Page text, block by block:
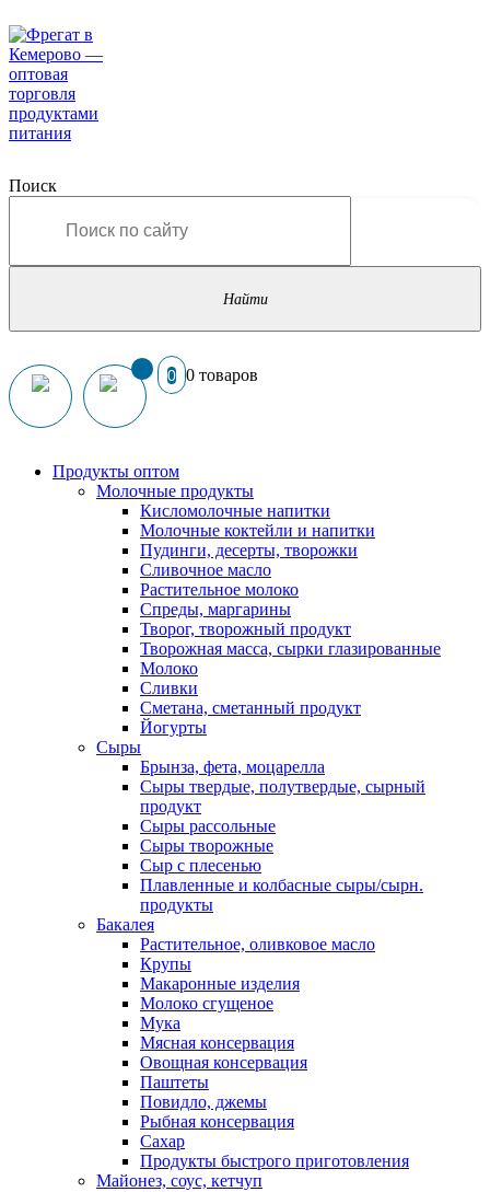
Поиск
0 0 товаров
Продукты оптом
Молочные продукты
Кисломолочные напитки
Молочные коктейли и напитки
Пудинги, десерты, творожки
Сливочное масло
Растительное молоко
Спреды, маргарины
Творог, творожный продукт
Творожная масса, сырки глазированные
Молоко
Сливки
Сметана, сметанный продукт
Йогурты
Сыры
Брынза, фета, моцарелла
Сыры твердые, полутвердые, сырный
продукт
Сыры рассольные
Сыры творожные
Сыр с плесенью
Плавленные и колбасные сыры/сырн.
продукты
Бакалея
Растительное, оливковое масло
Крупы
Макаронные изделия
Молоко сгущеное
Мука
Мясная консервация
Овощная консервация
Паштеты
Повидло, джемы
Рыбная консервация
Сахар
Продукты быстрого приготовления
Майонез, соус, кетчуп